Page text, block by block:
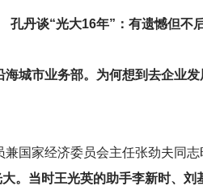
孔丹谈“光大16年”：有遗憾但不
城市业务部。为何想到去企业
国家经济委员会主任张劲夫同志
。当时王光英的助手李新时、